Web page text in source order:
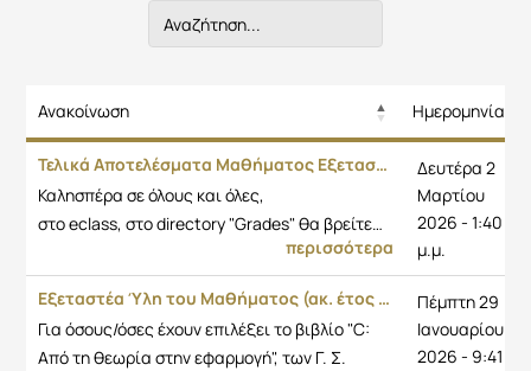
Ανακοίνωση
Ημερομηνία
Ανακοίνωση
Τελικά Αποτελέσματα Μαθήματος Εξεταστικής Περιόδου Φεβρουαρίου 2025-26
Καλησπέρα σε όλους και όλες,
στο eclass, στο directory "Grades" θα βρείτε…
περισσότερα
Δευτέρα 2
Μαρτίου
2026 - 1:40
μ.μ.
Εξεταστέα Ύλη του Μαθήματος (ακ. έτος 2025-26)
Για όσους/όσες έχουν επιλέξει το βιβλίο "C:
Από τη θεωρία στην εφαρμογή", των Γ. Σ.
Πέμπτη 29
Ιανουαρίου
2026 - 9:41